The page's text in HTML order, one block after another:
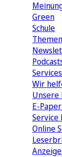
Green
Schule
Wir
Unsere
E-
Service
Online